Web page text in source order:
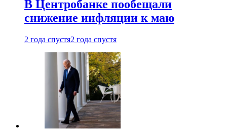
В Центробанке пообещали
снижение инфляции к маю
2 года спустя2 года спустя